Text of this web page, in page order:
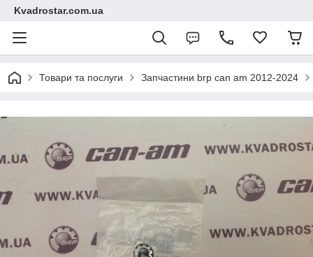
Kvadrostar.com.ua
Товари та послуги Запчастини brp can am 2012-2024